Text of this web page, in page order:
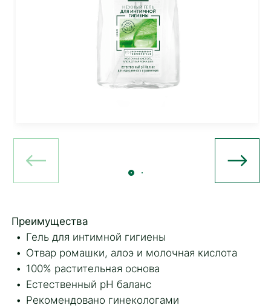
Преимущества
Гель для интимной гигиены
Отвар ромашки, алоэ и молочная кислота
100% растительная основа
Естественный рН баланс
Рекомендовано гинекологами